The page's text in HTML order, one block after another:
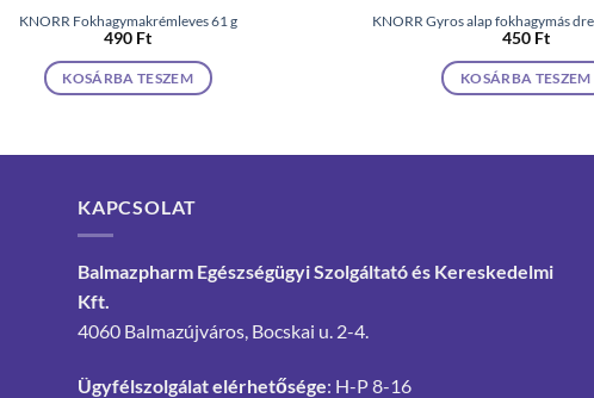
KNORR Fokhagymakrémleves 61 g
490 Ft
KOSÁRBA TESZEM
KNORR Gyros alap fokhagymás
450 Ft
KOSÁRBA TESZEM
KAPCSOLAT
Balmazpharm Egészségügyi Szolgáltató és Kereskedelmi
Kft.
4060 Balmazújváros, Bocskai u. 2-4.
Ügyfélszolgálat elérhetősége: H-P 8-16